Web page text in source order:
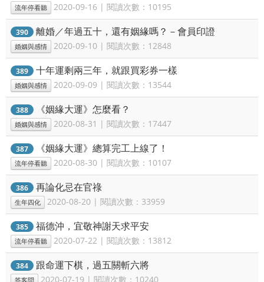
流年停看聽 2020-09-16 | 閱讀次數：10195
390 離婚／年過五十，還有姻緣嗎？－會員印證
婚姻與感情 2020-09-10 | 閱讀次數：12848
389 十年運剩兩三年，就跟買彩券一樣
婚姻與感情 2020-09-09 | 閱讀次數：13544
388 《姻緣大運》怎麼看？
婚姻與感情 2020-08-31 | 閱讀次數：17447
387 《姻緣大運》總算完工上線了！
流年停看聽 2020-08-30 | 閱讀次數：10107
386 再論化忌在官祿
生年四化 2020-08-20 | 閱讀次數：33959
385 福德沖，宜敬神謝天求平安
流年停看聽 2020-07-22 | 閱讀次數：13812
384 跟命運下棋，過五關斬六將
答客問 2020-07-19 | 閱讀次數：10240